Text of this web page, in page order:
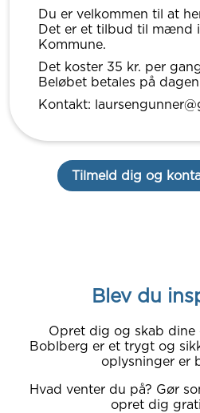
Du er velkommen til at
Det er et tilbud til mænd i
Kommune.
Det koster 35 kr. per
Beløbet betales på
Kontakt:
Tilmeld dig og
Blev du
Opret dig og skab dine
Boblberg er et trygt og
oplysninger er
Hvad venter du på? Gør
opret dig